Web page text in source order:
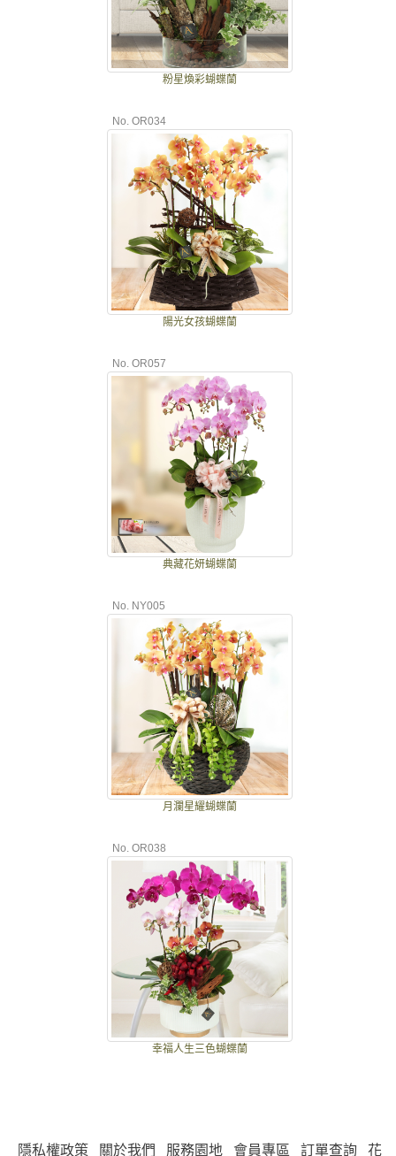
粉星煥彩蝴蝶蘭
No. OR034
陽光女孩蝴蝶蘭
No. OR057
典藏花妍蝴蝶蘭
No. NY005
月瀾星耀蝴蝶蘭
No. OR038
幸福人生三色蝴蝶蘭
隱私權政策 關於我們 服務園地 會員專區 訂單查詢
花